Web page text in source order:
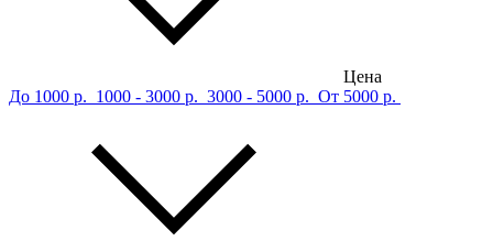
Цена
До 1000 р. 1000 - 3000 р. 3000 - 5000 р. От 5000 р.